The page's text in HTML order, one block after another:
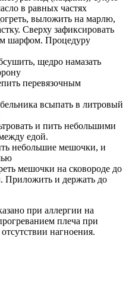
в равных частях
выложить на марлю,
Сверху зафиксировать
шарфом. Процедуру
щедро намазать
перевязочным
всыпать в литровый
и пить небольшими
едой.
небольшие мешочки, и
мешочки на сковороде до
Приложить и держать до
при аллергии на
плеча при
нагноения.